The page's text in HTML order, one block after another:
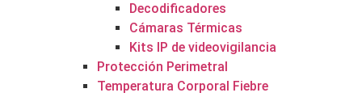
Decodificadores
Cámaras Térmicas
Kits IP de videovigilancia
Protección Perimetral
Temperatura Corporal Fiebre